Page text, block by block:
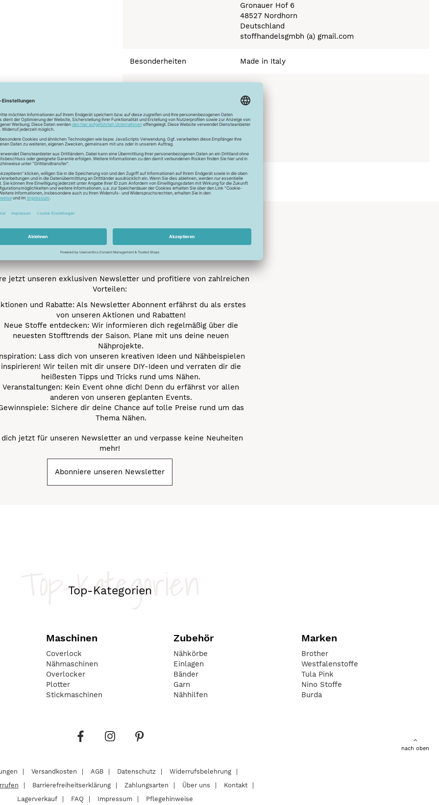
Gronauer Hof 6
48527 Nordhorn
Deutschland
stoffhandelsgmbh (a) gmail.com
Besonderheiten Made in Italy
Normalwäsche 30°C
Trocknen nicht möglich
Unser Newsletter
Newsletter
jetzt unseren exklusiven Newsletter und profitiere von zahlreichen
Vorteilen:
und Rabatte: Als Newsletter Abonnent erfährst du als erstes
von unseren Aktionen und Rabatten!
Neue Stoffe entdecken: Wir informieren dich regelmäßig über die
neuesten Stofftrends der Saison. Plane mit uns deine neuen
Nähprojekte.
Lass dich von unseren kreativen Ideen und Nähbeispielen
inspirieren! Wir teilen mit dir unsere DIY-Ideen und verraten dir die
heißesten Tipps und Tricks rund ums Nähen.
Veranstaltungen: Kein Event ohne dich! Denn du erfährst vor allen
anderen von unseren geplanten Events.
Sichere dir deine Chance auf tolle Preise rund um das
Thema Nähen.
dich jetzt für unseren Newsletter an und verpasse keine Neuheiten
mehr!
Abonniere unseren Newsletter
Top-Kategorien
Top-Kategorien
Maschinen
Coverlock
Nähmaschinen
Overlocker
Plotter
Stickmaschinen
Zubehör
Nähkörbe
Einlagen
Bänder
Garn
Nähhilfen
Marken
Brother
Westfalenstoffe
Tula Pink
Nino Stoffe
Burda
nach oben
Versandkosten AGB Datenschutz
Widerrufsbelehrung
Barrierefreiheitserklärung Zahlungsarten Über uns
Kontakt
Lagerverkauf
FAQ Impressum Pflegehinweise